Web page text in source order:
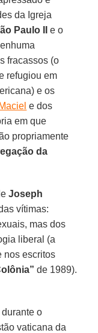
da Igreja
Paulo II
e o
fracassos (o
refugiou em
e os
e dos
em que
propriamente
da
Joseph
vítimas:
mas dos
liberal (a
nos escritos
de 1989).
o
vaticana da